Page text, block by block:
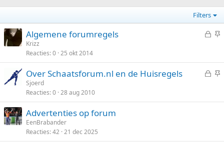
Filters
G
l
o
S
c
k
Algemene forumregels
Krizz
Reacties 0 25 okt 2014
G
l
S
c
Over Schaatsforum.nl en de Huisregels
Sjoerd
Reacties 0 28 aug 2010
Advertenties op forum
EenBrabander
Reacties 42 21 dec 2025